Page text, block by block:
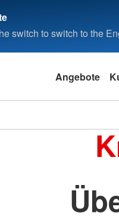
switch to switch to the
Angebote